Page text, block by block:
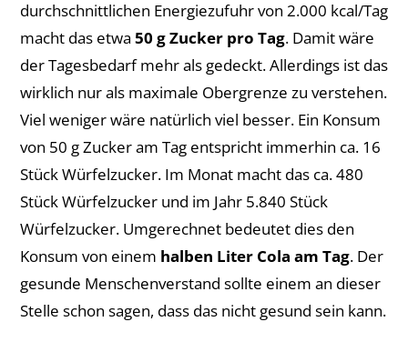
durchschnittlichen Energiezufuhr von 2.000 kcal/Tag
macht das etwa 50 g Zucker pro Tag. Damit wäre
der Tagesbedarf mehr als gedeckt. Allerdings ist das
wirklich nur als maximale Obergrenze zu verstehen.
Viel weniger wäre natürlich viel besser. Ein Konsum
von 50 g Zucker am Tag entspricht immerhin ca. 16
Stück Würfelzucker. Im Monat macht das ca. 480
Stück Würfelzucker und im Jahr 5.840 Stück
Würfelzucker. Umgerechnet bedeutet dies den
Konsum von einem halben Liter Cola am Tag. Der
gesunde Menschenverstand sollte einem an dieser
Stelle schon sagen, dass das nicht gesund sein kann.